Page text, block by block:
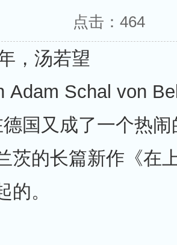
点击： 464
，汤若望
Adam Schal von
德国又成了一个热
茨的长篇新作《在
的。